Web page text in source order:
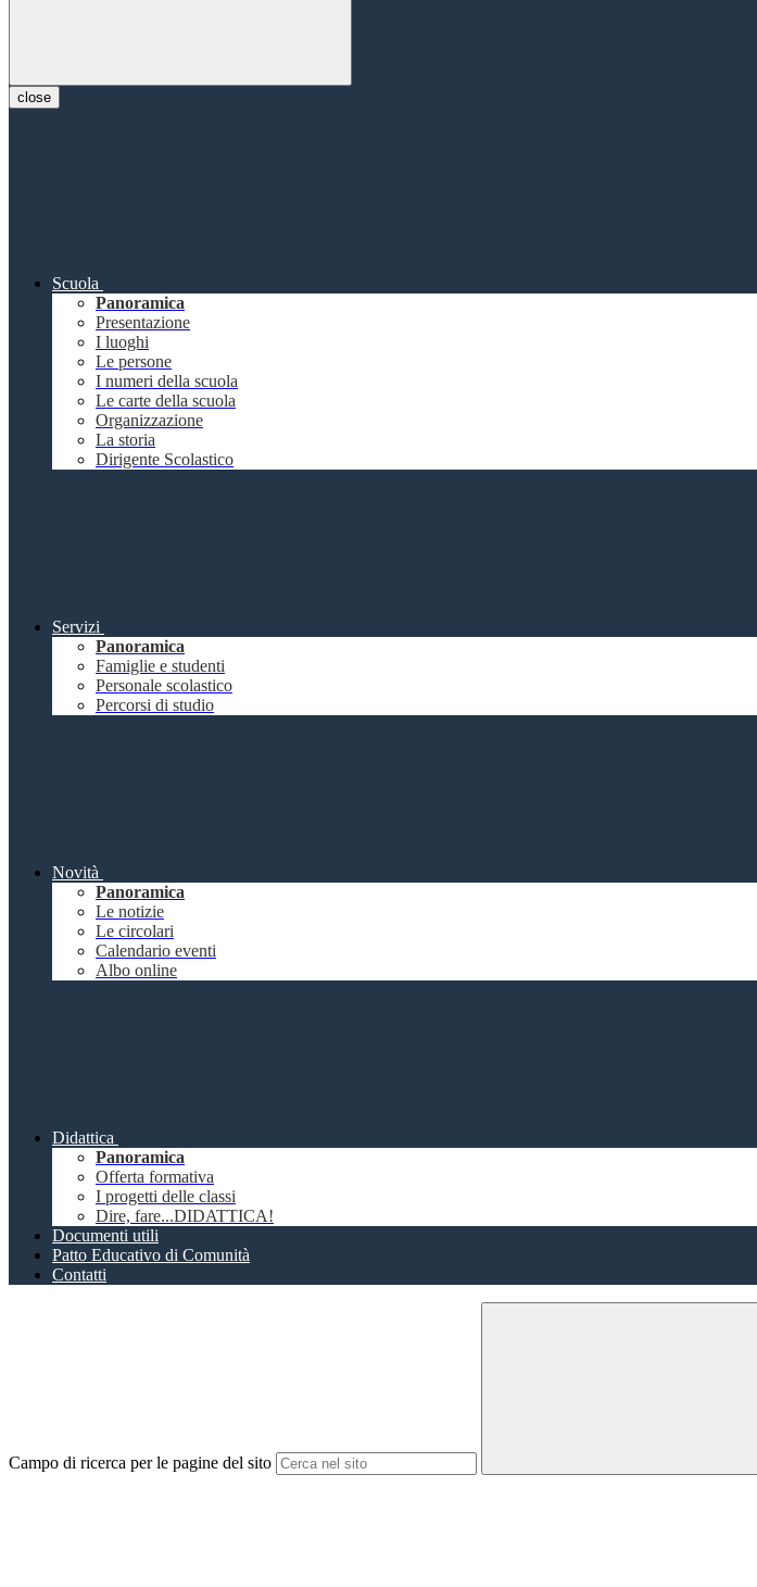
close
Scuola
Panoramica
Presentazione
I luoghi
Le persone
I numeri della scuola
Le carte della scuola
Organizzazione
La storia
Dirigente Scolastico
Servizi
Panoramica
Famiglie e studenti
Personale scolastico
Percorsi di studio
Novità
Panoramica
Le notizie
Le circolari
Calendario eventi
Albo online
Didattica
Panoramica
Offerta formativa
I progetti delle classi
Dire, fare...DIDATTICA!
Documenti utili
Patto Educativo di Comunità
Contatti
Campo di ricerca per le pagine del sito